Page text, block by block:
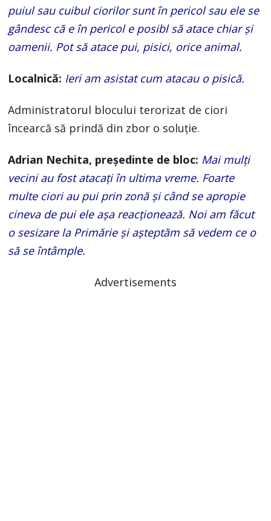
puiul sau cuibul ciorilor sunt în pericol sau ele se
gândesc că e în pericol e posibl să atace chiar şi
oamenii. Pot să atace pui, pisici, orice animal.
Localnică: Ieri am asistat cum atacau o pisică.
Administratorul blocului terorizat de ciori
încearcă să prindă din zbor o soluţie.
Adrian Nechita, preşedinte de bloc: Mai mulţi
vecini au fost atacaţi în ultima vreme. Foarte
multe ciori au pui prin zonă şi când se apropie
cineva de pui ele aşa reacţionează. Noi am făcut
o sesizare la Primărie şi aşteptăm să vedem ce o
să se întâmple.
Advertisements